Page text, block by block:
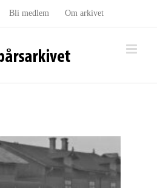
Bli medlem Om arkivet